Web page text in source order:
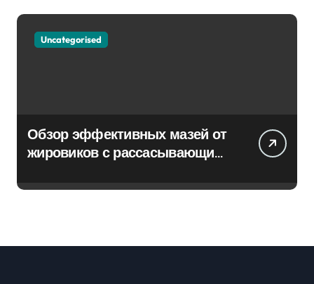
Uncategorised
Обзор эффективных мазей от
жировиков с рассасывающим